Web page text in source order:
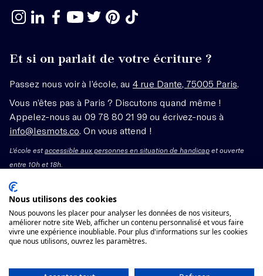
Et si on parlait de votre écriture ?
Passez nous voir à l’école, au 4 rue Dante, 75005 Paris.
Vous n’êtes pas à Paris ? Discutons quand même !
Appelez-nous au 09 78 80 21 99 ou écrivez-nous à
info@lesmots.co. On vous attend !
L'école estaccessible aux personnes en situation de handicap et ouverte
entre 10h et 18h.
Mentions légales – CGV
Organisme de formation enregistré sous le numéro
11755662775 auprès du préfet de région Île-de-France.
Voir les conditions générales de vente
Nous utilisons des cookies
Nous pouvons les placer pour analyser les données de nos visiteurs,
améliorer notre site Web, afficher un contenu personnalisé et vous faire
vivre une expérience inoubliable. Pour plus d'informations sur les cookies
que nous utilisons, ouvrez les paramètres.